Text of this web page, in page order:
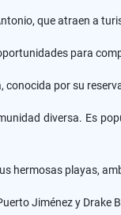
que atraen a
para
conocida por su
diversa. Es
hermosas playas,
Jiménez y Drake